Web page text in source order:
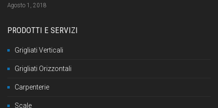
Agosto 1, 2018
PRODOTTI E SERVIZI
Grigliati Verticali
Grigliati Orizzontali
Carpenterie
Scale